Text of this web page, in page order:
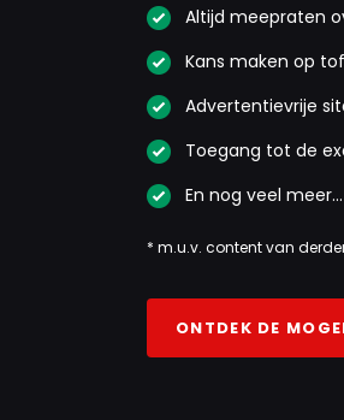
Altijd meepraten
Kans maken op
Advertentievrije
Toegang tot de
En nog veel meer…
* m.u.v. content van
ONTDEK DE